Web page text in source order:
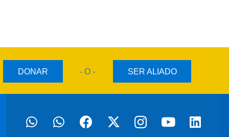
DONAR - O - SER ALIADO